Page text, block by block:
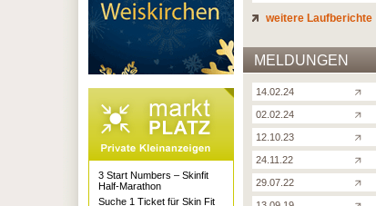
weitere Laufberichte
MELDUNGEN
14.02.24
02.02.24
12.10.23
24.11.22
29.07.22
3 Start Numbers – Skinfit
Half-Marathon
Suche 1 Ticket für Skin Fit